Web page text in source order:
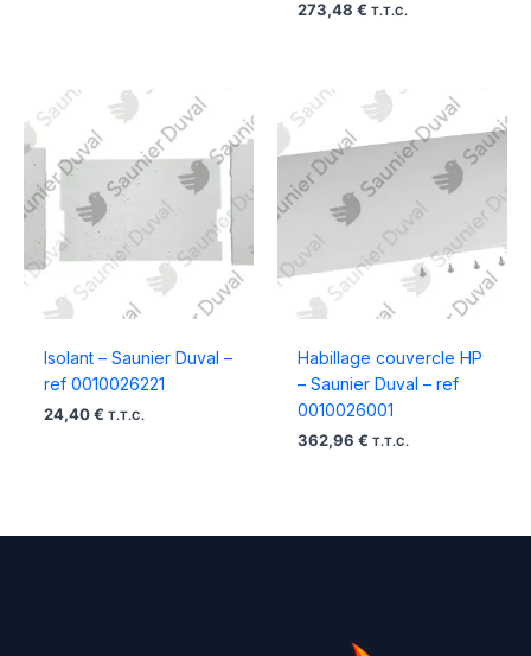
273,48 € T.T.C.
Isolant – Saunier Duval –
ref 0010026221
24,40 € T.T.C.
Habillage couvercle HP
– Saunier Duval – ref
0010026001
362,96 € T.T.C.